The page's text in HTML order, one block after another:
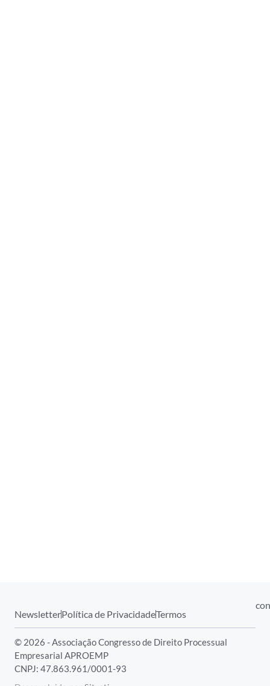
NewsletterPolítica de PrivacidadeTermos
© 2026 - Associação Congresso de Direito Processual
Empresarial APROEMP
CNPJ: 47.863.961/0001-93